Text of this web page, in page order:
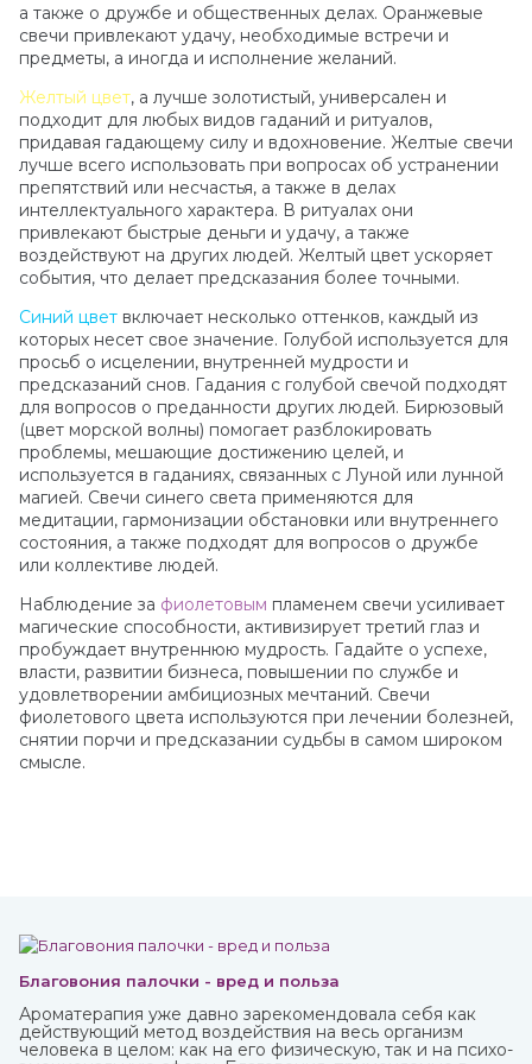
а также о дружбе и общественных делах. Оранжевые
свечи привлекают удачу, необходимые встречи и
предметы, а иногда и исполнение желаний.
Желтый цвет, а лучше золотистый, универсален и
подходит для любых видов гаданий и ритуалов,
придавая гадающему силу и вдохновение. Желтые свечи
лучше всего использовать при вопросах об устранении
препятствий или несчастья, а также в делах
интеллектуального характера. В ритуалах они
привлекают быстрые деньги и удачу, а также
воздействуют на других людей. Желтый цвет ускоряет
события, что делает предсказания более точными.
Синий цвет включает несколько оттенков, каждый из
которых несет свое значение. Голубой используется для
просьб о исцелении, внутренней мудрости и
предсказаний снов. Гадания с голубой свечой подходят
для вопросов о преданности других людей. Бирюзовый
(цвет морской волны) помогает разблокировать
проблемы, мешающие достижению целей, и
используется в гаданиях, связанных с Луной или лунной
магией. Свечи синего света применяются для
медитации, гармонизации обстановки или внутреннего
состояния, а также подходят для вопросов о дружбе
или коллективе людей.
Наблюдение за фиолетовым пламенем свечи усиливает
магические способности, активизирует третий глаз и
пробуждает внутреннюю мудрость. Гадайте о успехе,
власти, развитии бизнеса, повышении по службе и
удовлетворении амбициозных мечтаний. Свечи
фиолетового цвета используются при лечении болезней,
снятии порчи и предсказании судьбы в самом широком
смысле.
Благовония палочки - вред и польза
Ароматерапия уже давно зарекомендовала себя как
действующий метод воздействия на весь организм
человека в целом: как на его физическую, так и на психо-